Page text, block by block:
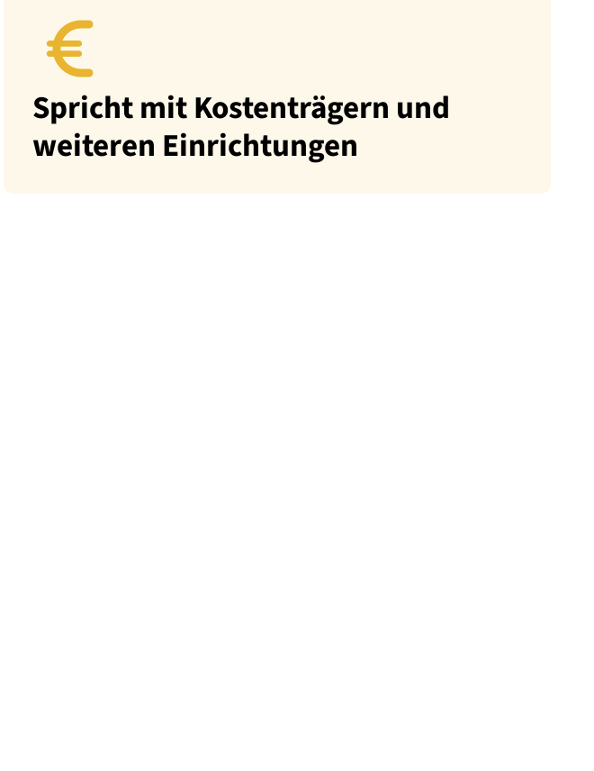
Spricht mit Kostenträgern und
weiteren Einrichtungen